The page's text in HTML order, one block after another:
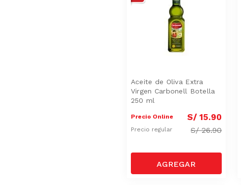
Aceite de Oliva Extra
Virgen Carbonell Botella
250 ml
Precio Online S/ 15.90
Precio regular S/26.90